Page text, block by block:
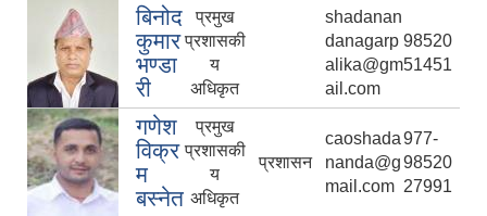
बिनोद
कुमार
भण्डा
री
प्रमुख
प्रशासकी
य
अधिकृत
shadanan
danagarp
alika@gm
ail.com
98520
51451
गणेश
विक्र
म
बस्नेत
प्रमुख
प्रशासकी
य
अधिकृत
प्रशासन
caoshada
nanda@g
mail.com
977-
98520
27991